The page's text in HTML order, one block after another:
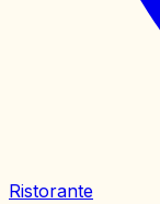
Ristorante